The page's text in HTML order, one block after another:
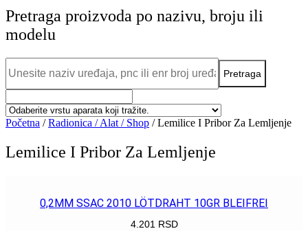
Pretraga proizvoda po nazivu, broju ili
modelu
Početna /Radionica / Alat / Shop / Lemilice I Pribor Za Lemljenje
Lemilice I Pribor Za Lemljenje
0,2MM SSAC 2010 LÖTDRAHT 10GR BLEIFREI
4.201 RSD